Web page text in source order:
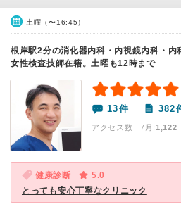
土曜（〜16:45）
根岸駅2分の消化器内科・内視鏡内科・内
女性検査技師在籍。土曜も12時まで
13件 382
アクセス数 7月:1,122
健康診断
5.0
とっても安心丁寧なクリニック